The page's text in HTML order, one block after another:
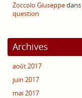
Zoccolo Giuseppedans
question
Archives
août 2017
juin 2017
mai 2017